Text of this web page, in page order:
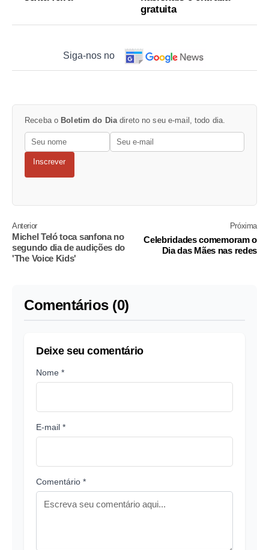
gratuita
Siga-nos no
Receba o Boletim do Dia direto no seu e-mail, todo dia.
Inscrever
Anterior
Michel Teló toca sanfona no
segundo dia de audições do
'The Voice Kids'
Próxima
Celebridades comemoram o
Dia das Mães nas redes
Comentários (0)
Deixe seu comentário
Nome *
E-mail *
Comentário *